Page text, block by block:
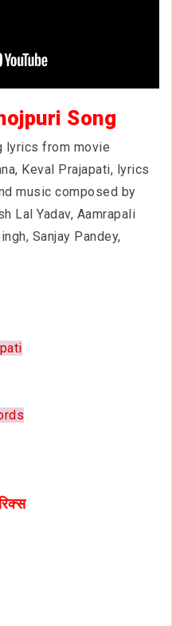
Song
lyrics from movie
Keval Prajapati, lyrics
music composed by
Lal Yadav, Aamrapali
Sanjay Pandey,